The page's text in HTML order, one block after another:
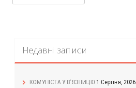
Недавні записи
КОМУНІСТА У В’ЯЗНИЦЮ 1 Серпня, 2026